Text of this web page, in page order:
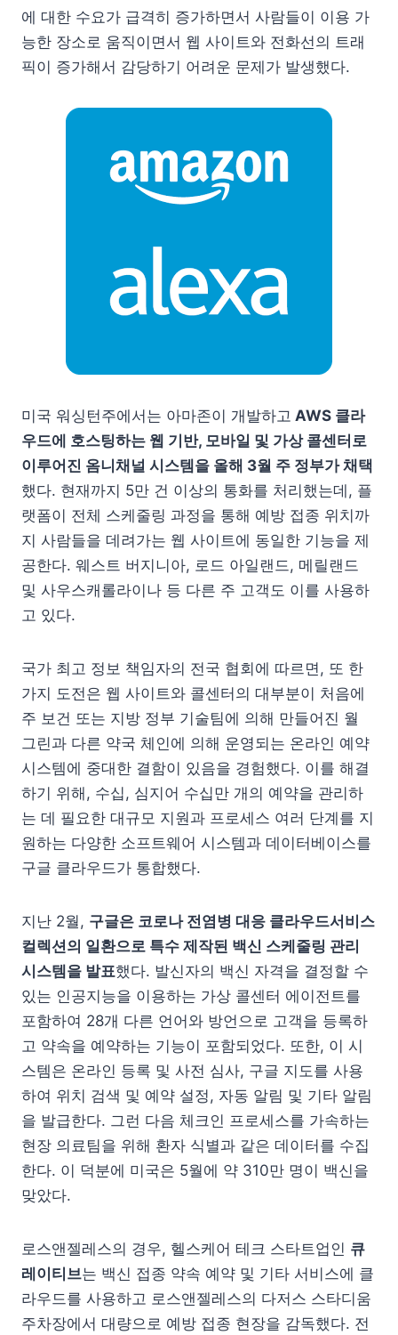
에 대한 수요가 급격히 증가하면서 사람들이 이용 가
능한 장소로 움직이면서 웹 사이트와 전화선의 트래
픽이 증가해서 감당하기 어려운 문제가 발생했다.
미국 워싱턴주에서는 아마존이 개발하고 AWS 클라
우드에 호스팅하는 웹 기반, 모바일 및 가상 콜센터로
이루어진 옴니채널 시스템을 올해 3월 주 정부가 채택
했다. 현재까지 5만 건 이상의 통화를 처리했는데, 플
랫폼이 전체 스케줄링 과정을 통해 예방 접종 위치까
지 사람들을 데려가는 웹 사이트에 동일한 기능을 제
공한다. 웨스트 버지니아, 로드 아일랜드, 메릴랜드
및 사우스캐롤라이나 등 다른 주 고객도 이를 사용하
고 있다.
국가 최고 정보 책임자의 전국 협회에 따르면, 또 한
가지 도전은 웹 사이트와 콜센터의 대부분이 처음에
주 보건 또는 지방 정부 기술팀에 의해 만들어진 월
그린과 다른 약국 체인에 의해 운영되는 온라인 예약
시스템에 중대한 결함이 있음을 경험했다. 이를 해결
하기 위해, 수십, 심지어 수십만 개의 예약을 관리하
는 데 필요한 대규모 지원과 프로세스 여러 단계를 지
원하는 다양한 소프트웨어 시스템과 데이터베이스를
구글 클라우드가 통합했다.
지난 2월, 구글은 코로나 전염병 대응 클라우드서비스
컬렉션의 일환으로 특수 제작된 백신 스케줄링 관리
시스템을 발표했다. 발신자의 백신 자격을 결정할 수
있는 인공지능을 이용하는 가상 콜센터 에이전트를
포함하여 28개 다른 언어와 방언으로 고객을 등록하
고 약속을 예약하는 기능이 포함되었다. 또한, 이 시
스템은 온라인 등록 및 사전 심사, 구글 지도를 사용
하여 위치 검색 및 예약 설정, 자동 알림 및 기타 알림
을 발급한다. 그런 다음 체크인 프로세스를 가속하는
현장 의료팀을 위해 환자 식별과 같은 데이터를 수집
한다. 이 덕분에 미국은 5월에 약 310만 명이 백신을
맞았다.
로스앤젤레스의 경우, 헬스케어 테크 스타트업인 큐
레이티브는 백신 접종 약속 예약 및 기타 서비스에 클
라우드를 사용하고 로스앤젤레스의 다저스 스타디움
주차장에서 대량으로 예방 접종 현장을 감독했다. 전